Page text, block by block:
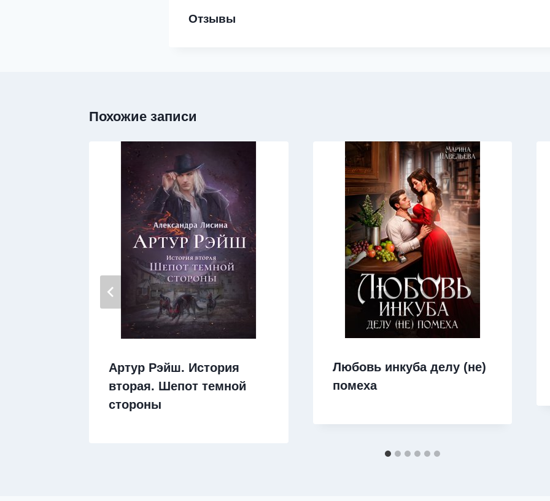
Отзывы
Похожие записи
Артур Рэйш. История
вторая. Шепот темной
стороны
Любовь инкуба делу (не)
помеха